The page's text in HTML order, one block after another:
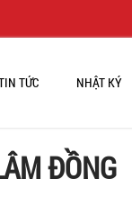
TỨC NHẬT KÝ
ĐỒNG